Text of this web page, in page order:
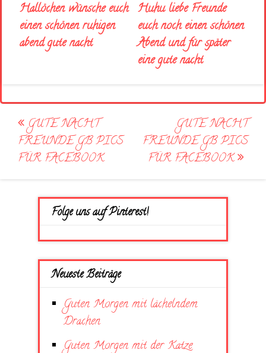
Hallöchen wünsche euch
einen schönen ruhigen
abend gute nacht
Huhu liebe Freunde
euch noch einen schönen
Abend und für später
eine gute nacht
Post
navigation
GUTE NACHT
FREUNDE GB PICS
FÜR FACEBOOK
GUTE NACHT
FREUNDE GB PICS
FÜR FACEBOOK
Folge uns auf Pinterest!
Neueste Beiträge
Guten Morgen mit lächelndem
Drachen
Guten Morgen mit der Katze